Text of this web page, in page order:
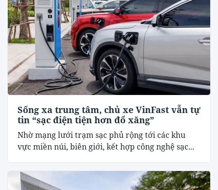
Sống xa trung tâm, chủ xe VinFast vẫn tự
tin “sạc điện tiện hơn đổ xăng”
Nhờ mạng lưới trạm sạc phủ rộng tới các khu
vực miền núi, biên giới, kết hợp công nghệ sạc...